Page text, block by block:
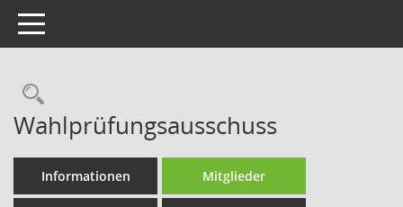
Toggle navigation
Rechercheauswahl
Wahlprüfungsausschuss
Informationen Mitglieder